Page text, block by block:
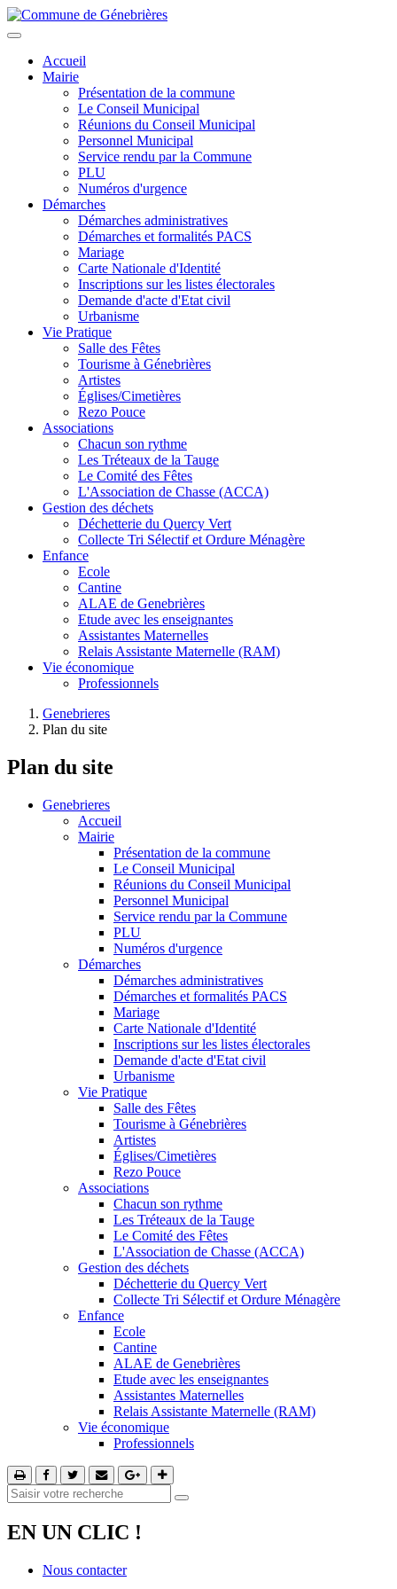
Aller
au
principal
Toggle
navigationAccueil
Mairie
Présentation de la commune
Le Conseil Municipal
Réunions du Conseil Municipal
Personnel Municipal
Service rendu par la Commune
PLU
Numéros d'urgence
Démarches
Démarches administratives
Démarches et formalités PACS
Mariage
Carte Nationale d'Identité
Inscriptions sur les listes électorales
Demande d'acte d'Etat civil
Urbanisme
Vie Pratique
Salle des Fêtes
Tourisme à Génebrières
Artistes
Églises/Cimetières
Rezo Pouce
Associations
Chacun son rythme
Les Tréteaux de la Tauge
Le Comité des Fêtes
L'Association de Chasse (ACCA)
Gestion des déchets
Déchetterie du Quercy Vert
Collecte Tri Sélectif et Ordure Ménagère
Enfance
Ecole
Cantine
ALAE de Genebrières
Etude avec les enseignantes
Assistantes Maternelles
Relais Assistante Maternelle (RAM)
Vie économique
Professionnels
Genebrieres
Plan du site
Plan du site
Genebrieres
Accueil
Mairie
Présentation de la commune
Le Conseil Municipal
Réunions du Conseil Municipal
Personnel Municipal
Service rendu par la Commune
PLU
Numéros d'urgence
Démarches
Démarches administratives
Démarches et formalités PACS
Mariage
Carte Nationale d'Identité
Inscriptions sur les listes électorales
Demande d'acte d'Etat civil
Urbanisme
Vie Pratique
Salle des Fêtes
Tourisme à Génebrières
Artistes
Églises/Cimetières
Rezo Pouce
Associations
Chacun son rythme
Les Tréteaux de la Tauge
Le Comité des Fêtes
L'Association de Chasse (ACCA)
Gestion des déchets
Déchetterie du Quercy Vert
Collecte Tri Sélectif et Ordure Ménagère
Enfance
Ecole
Cantine
ALAE de Genebrières
Etude avec les enseignantes
Assistantes Maternelles
Relais Assistante Maternelle (RAM)
Vie économique
Professionnels
EN UN CLIC !
Nous contacter